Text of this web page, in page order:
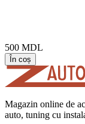
500 MDL
În coș
Magazin online de
auto, tuning cu